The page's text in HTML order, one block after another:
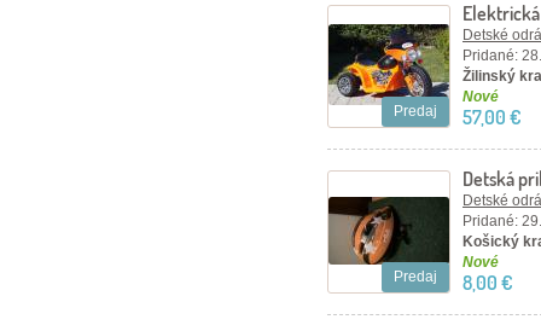
Predaj
oranžová
Detské
Pridané:
Žilinský
Nové
57,00 €
Predaj
Detská
Detské
Pridané:
Košický
Nové
8,00 €